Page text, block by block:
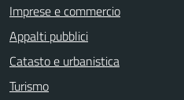
Imprese e commercio
Appalti pubblici
Catasto e urbanistica
Turismo